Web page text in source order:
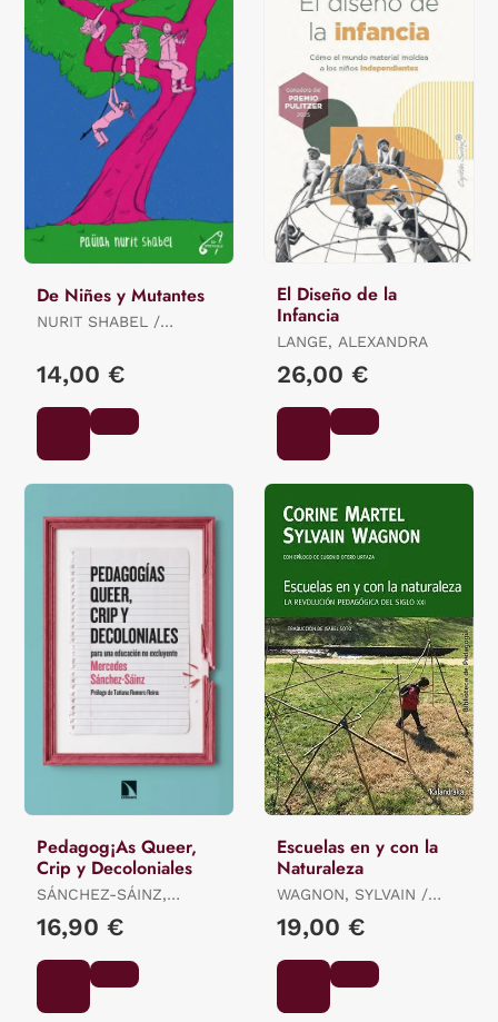
De Niñes y Mutantes
NURIT SHABEL /
14,00 €
El Diseño de la
Infancia
LANGE, ALEXANDRA
26,00 €
Pedagog¡As Queer,
Crip y Decoloniales
SÁNCHEZ-SÁINZ,
16,90 €
Escuelas en y con la
Naturaleza
WAGNON, SYLVAIN /
19,00 €